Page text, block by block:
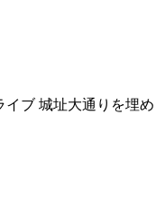
イブ 城址大通りを埋め